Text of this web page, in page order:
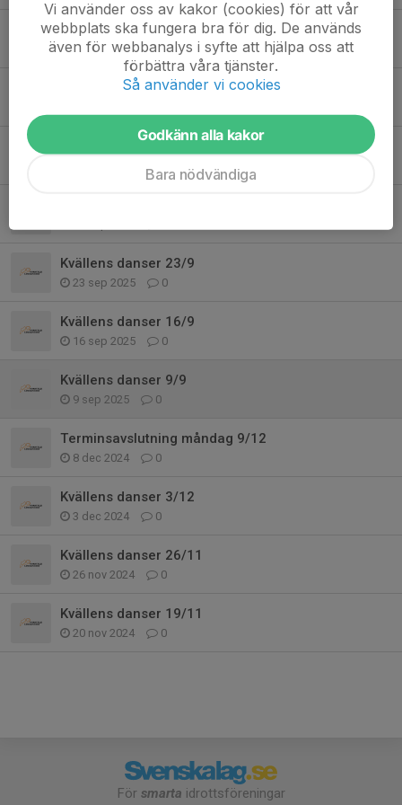
Kvällens danser 21/10
21 okt 2025 0
Kvällens danser 14/10
Kvällens danser 7/10
Kvällens danser 23/9
23 sep 2025 0
Kvällens danser 16/9
16 sep 2025 0
Kvällens danser 9/9
9 sep 2025 0
Terminsavslutning måndag 9/12
8 dec 2024 0
Kvällens danser 3/12
3 dec 2024 0
Kvällens danser 26/11
26 nov 2024 0
Kvällens danser 19/11
20 nov 2024 0
För smarta idrottsföreningar
Vi använder oss av kakor (cookies) för att vår
webbplats ska fungera bra för dig. De används
även för webbanalys i syfte att hjälpa oss att
förbättra våra tjänster.
Så använder vi cookies
Godkänn alla kakor
Bara nödvändiga